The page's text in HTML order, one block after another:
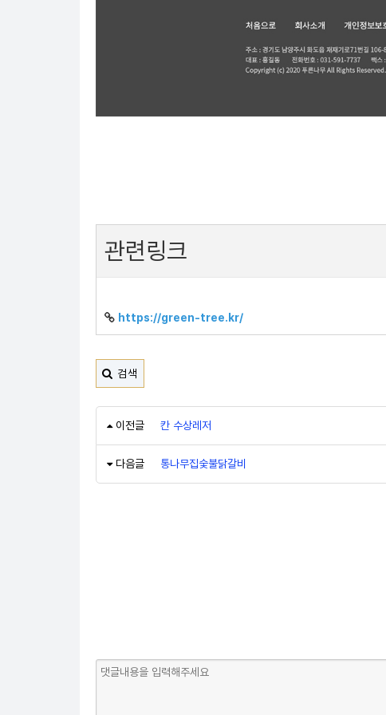
관련링크
https://green-tree.kr/
검색
이전글 칸 수상레저
다음글 통나무집숯불닭갈비